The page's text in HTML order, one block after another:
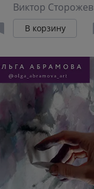
клеевой живописи
натюрморта
Виктор Сторожев
В корзину